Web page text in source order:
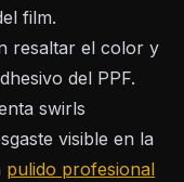
film.
resaltar el color y
del PPF.
swirls
visible en la
pulido profesional